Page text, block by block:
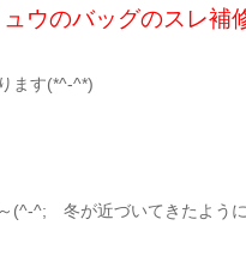
ウのバッグのスレ補
ます(*^-^*)
(^-^; 冬が近づいてきたよう